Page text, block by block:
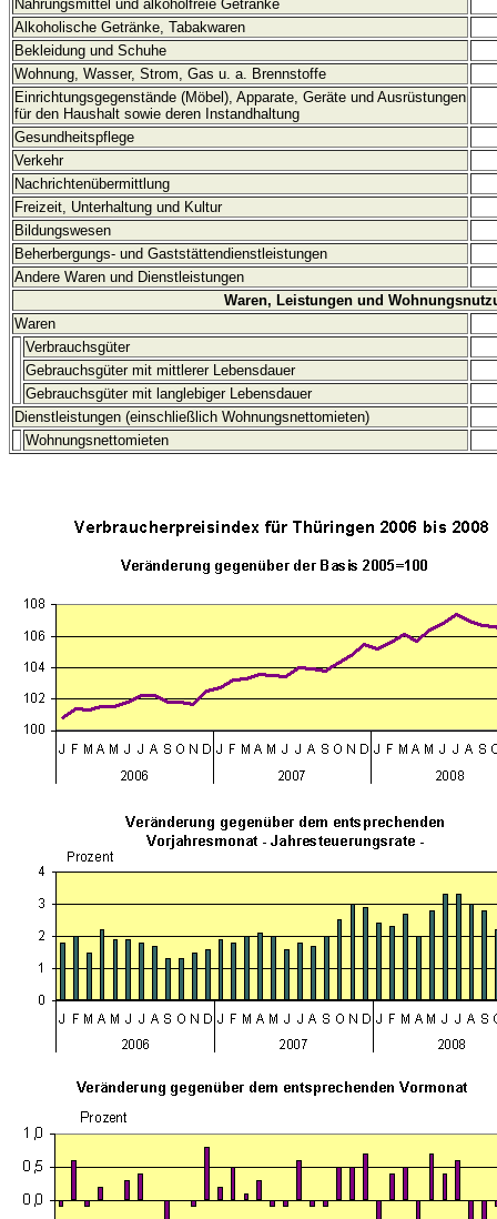
Nahrungsmittel und alkoholfreie Getränke
Alkoholische Getränke, Tabakwaren
Bekleidung und Schuhe
Wohnung, Wasser, Strom, Gas u. a. Brennstoffe
Einrichtungsgegenstände (Möbel), Apparate, Geräte und Ausrüstungen
für den Haushalt sowie deren Instandhaltung
Gesundheitspflege
Verkehr
Nachrichtenübermittlung
Freizeit, Unterhaltung und Kultur
Bildungswesen
Beherbergungs- und Gaststättendienstleistungen
Andere Waren und Dienstleistungen
Waren, Leistungen und
Waren
Verbrauchsgüter
Gebrauchsgüter mit mittlerer Lebensdauer
Gebrauchsgüter mit langlebiger Lebensdauer
Dienstleistungen (einschließlich Wohnungsnettomieten)
Wohnungsnettomieten